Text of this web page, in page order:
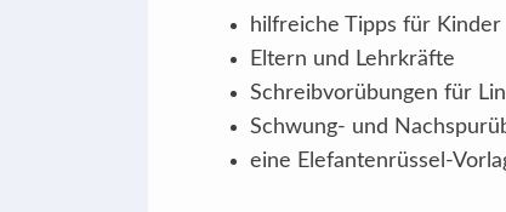
hilfreiche Tipps für Kinder
Eltern und Lehrkräfte
Schreibvorübungen für
Schwung- und
eine Elefantenrüssel-